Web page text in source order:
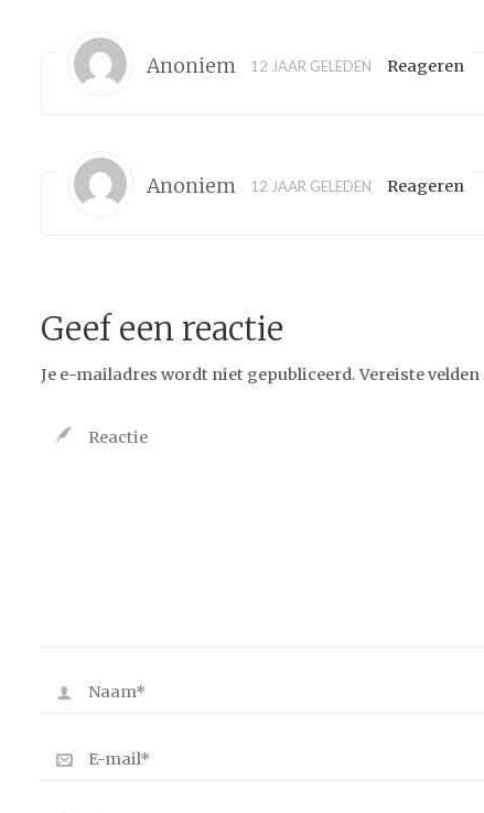
Anoniem 12 JAAR GELEDEN Reageren
Anoniem 12 JAAR GELEDEN Reageren
Geef een reactie
Je e-mailadres wordt niet gepubliceerd. Vereiste